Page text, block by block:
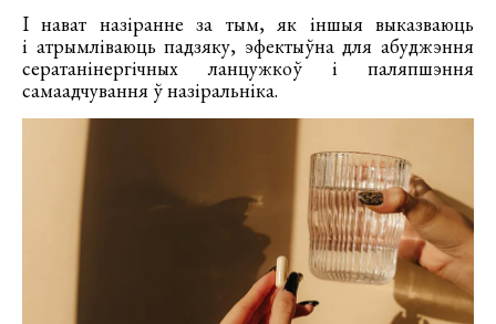
І нават назіранне за тым, як іншыя выказваюць
і атрымліваюць падзяку, эфектыўна для абуджэння
сератанінергічных ланцужкоў і паляпшэння
самаадчування ў назіральніка.